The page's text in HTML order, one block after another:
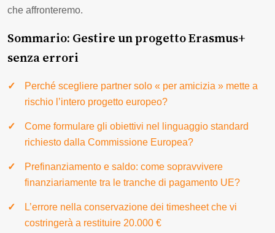
che affronteremo.
Sommario: Gestire un progetto Erasmus+
senza errori
Perché scegliere partner solo « per amicizia » mette a
rischio l’intero progetto europeo?
Come formulare gli obiettivi nel linguaggio standard
richiesto dalla Commissione Europea?
Prefinanziamento e saldo: come sopravvivere
finanziariamente tra le tranche di pagamento UE?
L’errore nella conservazione dei timesheet che vi
costringerà a restituire 20.000 €